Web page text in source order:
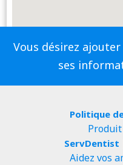
Vous désirez
ses
Politique
ServDentist
Aidez vos